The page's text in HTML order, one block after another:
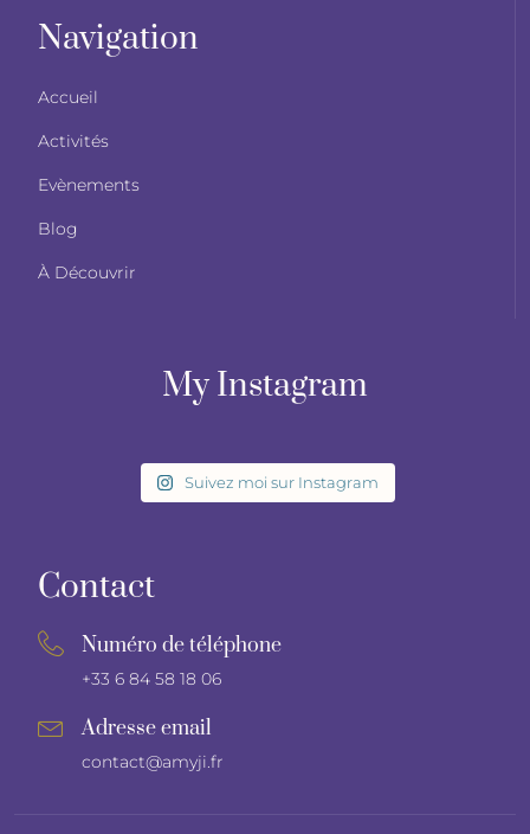
Navigation
Accueil
Activités
Evènements
Blog
À Découvrir
My Instagram
Suivez moi sur Instagram
Contact
Numéro de téléphone
+33 6 84 58 18 06
Adresse email
contact@amyji.fr